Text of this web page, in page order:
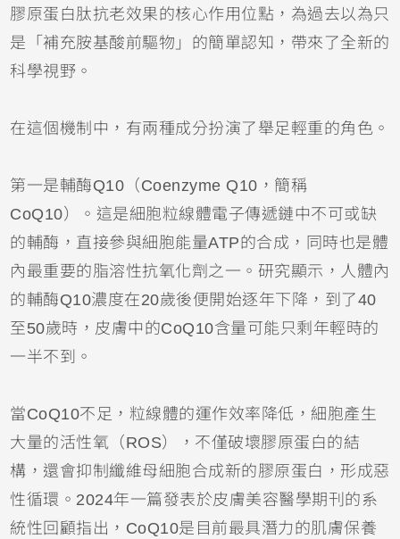
膠原蛋白肽抗老效果的核心作用位點，為過去以為只
是「補充胺基酸前驅物」的簡單認知，帶來了全新的
科學視野。
在這個機制中，有兩種成分扮演了舉足輕重的角色。
第一是輔酶Q10（Coenzyme Q10，簡稱
CoQ10）。這是細胞粒線體電子傳遞鏈中不可或缺
的輔酶，直接參與細胞能量ATP的合成，同時也是體
內最重要的脂溶性抗氧化劑之一。研究顯示，人體內
的輔酶Q10濃度在20歲後便開始逐年下降，到了40
至50歲時，皮膚中的CoQ10含量可能只剩年輕時的
一半不到。
當CoQ10不足，粒線體的運作效率降低，細胞產生
大量的活性氧（ROS），不僅破壞膠原蛋白的結
構，還會抑制纖維母細胞合成新的膠原蛋白，形成惡
性循環。2024年一篇發表於皮膚美容醫學期刊的系
統性回顧指出，CoQ10是目前最具潛力的肌膚保養